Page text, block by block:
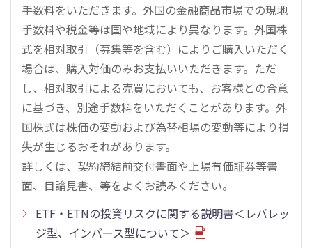
手数料をいただきます。外国の金融商品市場での現地
手数料や税金等は国や地域により異なります。外国株
式を相対取引（募集等を含む）によりご購入いただく
場合は、購入対価のみお支払いいただきます。ただ
し、相対取引による売買においても、お客様との合意
に基づき、別途手数料をいただくことがあります。外
国株式は株価の変動および為替相場の変動等により損
失が生じるおそれがあります。
詳しくは、契約締結前交付書面や上場有価証券等書
面、目論見書、等をよくお読みください。
ETF・ETNの投資リスクに関する説明書＜レバレッ
ジ型、インバース型について＞